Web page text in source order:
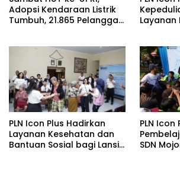
Adopsi Kendaraan Listrik
Tumbuh, 21.865 Pelanggan
pada Semester I 2026
Layanan
PLN Icon Plus Hadirkan
Layanan Kesehatan dan
Bantuan Sosial bagi Lansia
PLN Icon
SDN